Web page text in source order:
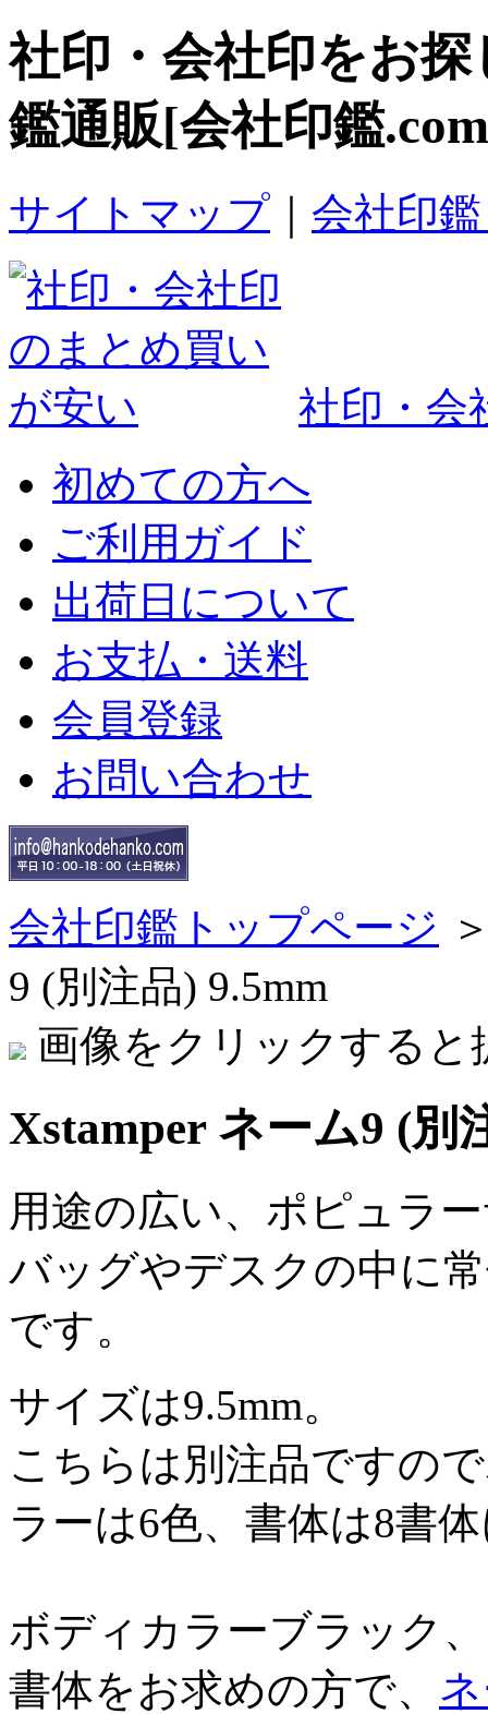
社印・会社印をお
鑑通販[会社印鑑
サイトマップ 会社印
社印・会
初めての方へ
ご利用ガイド
出荷日について
お支払・送料
会員登録
お問い合わせ
会社印鑑トップページ
9 (別注品) 9.5mm
画像をクリックすると
Xstamper ネーム9 (別
用途の広い、ポピュラ
バッグやデスクの中に
です。
サイズは9.5mm。
こちらは別注品ですの
ラーは6色、書体は8書
ボディカラーブラック
書体をお求めの方で、